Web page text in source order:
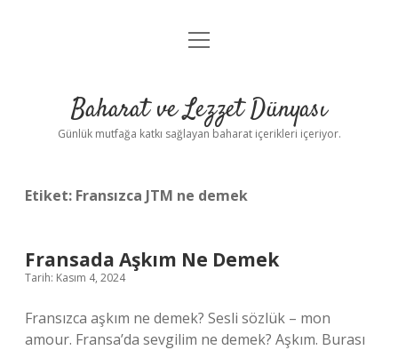
Anasayfa
Yasal Uyarı
menüyü
Baharat ve Lezzet Dünyası
Günlük mutfağa katkı sağlayan baharat içerikleri içeriyor.
Etiket: Fransızca JTM ne demek
Fransada Aşkım Ne Demek
Tarih: Kasım 4, 2024
Fransızca aşkım ne demek? Sesli sözlük – mon
amour. Fransa’da sevgilim ne demek? Aşkım. Burası